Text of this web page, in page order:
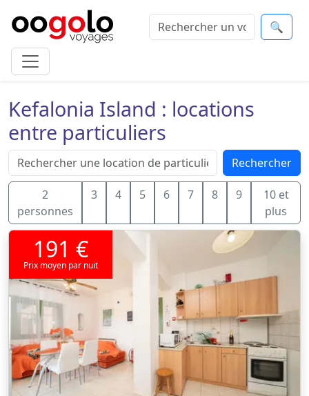
🔍
Kefalonia Island : locations
entre particuliers
Rechercher
2
personnes
3 4 5 6 7 8 9
10 et
plus
191 €
Prix moyen par nuit